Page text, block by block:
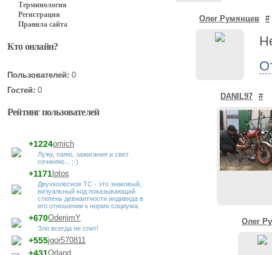
Терминология
Регистрация
Правила сайта
Кто онлайн?
Пользователей: 0
Гостей: 0
Рейтинг пользователей
omich
+1224
Лужу, паяю, зажигания и свет
сочиняю... ;-)
lotos
+1171
Двухколесное ТС - это знаковый,
визуальный код показывающий
степень девиантности индивида в
его отношении к норме социума.
OderjimY
+670
Зло всегда не спит!
jgor570811
+555
Orland
Олег Румянцев #
DANIL97 #
Олег